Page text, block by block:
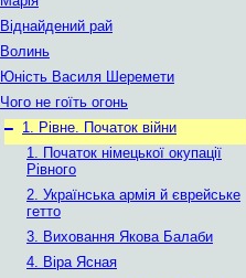
Віднайдений рай
Волинь
Юність Василя Шеремети
Чого не гоїть огонь
– 1. Рівне. Початок війни
1. Початок німецької окупації
Рівного
2. Українська армія й єврейське
гетто
3. Виховання Якова Балаби
4. Віра Ясная